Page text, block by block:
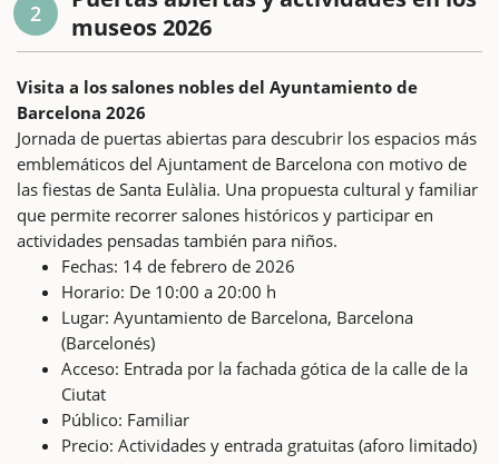
2
museos 2026
Visita a los salones nobles del Ayuntamiento de
Barcelona 2026
Jornada de puertas abiertas para descubrir los espacios más
emblemáticos del Ajuntament de Barcelona con motivo de
las fiestas de Santa Eulàlia. Una propuesta cultural y familiar
que permite recorrer salones históricos y participar en
actividades pensadas también para niños.
Fechas: 14 de febrero de 2026
Horario: De 10:00 a 20:00 h
Lugar: Ayuntamiento de Barcelona, Barcelona
(Barcelonés)
Acceso: Entrada por la fachada gótica de la calle de la
Ciutat
Público: Familiar
Precio: Actividades y entrada gratuitas (aforo limitado)